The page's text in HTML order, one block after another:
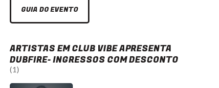
GUIA DO EVENTO
ARTISTAS EM CLUB VIBE APRESENTA
DUBFIRE- INGRESSOS COM DESCONTO
(1)